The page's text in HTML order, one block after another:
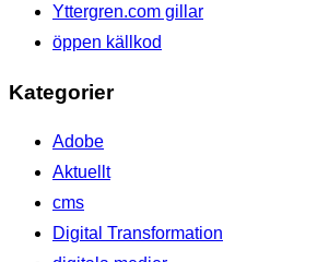
Yttergren.com gillar
öppen källkod
Kategorier
Adobe
Aktuellt
cms
Digital Transformation